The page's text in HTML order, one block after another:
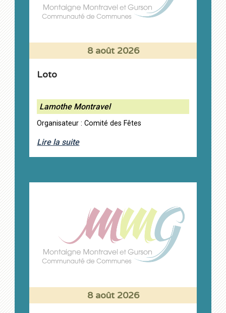
8 août 2026
Loto
Lamothe Montravel
Organisateur : Comité des Fêtes
Lire la suite
8 août 2026